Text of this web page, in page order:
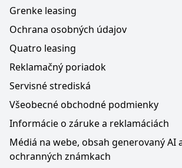
Grenke leasing
Ochrana osobných údajov
Quatro leasing
Reklamačný poriadok
Servisné strediská
Všeobecné obchodné podmienky
Informácie o záruke a reklamáciách
Médiá na webe, obsah generovaný AI
ochranných známkach